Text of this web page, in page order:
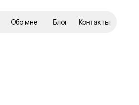
Контакты